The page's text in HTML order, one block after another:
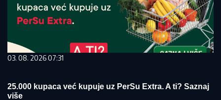
03. 08. 2026 07:31
25.000 kupaca već kupuje uz PerSu Extra. A ti? Saznaj
više